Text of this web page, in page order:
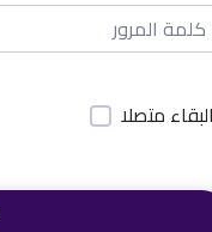
متصلا